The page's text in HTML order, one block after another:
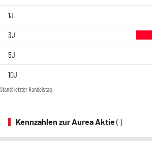
1J
3J
5J
10J
Stand: letzter Handelstag
Kennzahlen zur Aurea Aktie( )